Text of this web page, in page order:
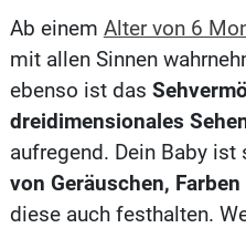
Ab einem Alter von 6
mit allen Sinnen
ebenso ist das
dreidimensionales
aufregend. Dein Baby
von Geräuschen,
diese auch festhalten.